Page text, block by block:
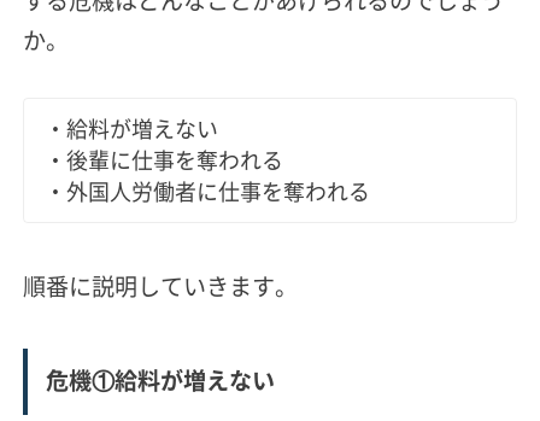
か。
・給料が増えない
・後輩に仕事を奪われる
・外国人労働者に仕事を奪われる
順番に説明していきます。
危機①給料が増えない